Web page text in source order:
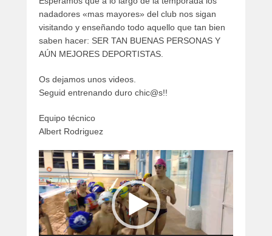
nadadores «mas mayores» del club nos sigan
visitando y enseñando todo aquello que tan bien
saben hacer: SER TAN BUENAS PERSONAS Y
AÚN MEJORES DEPORTISTAS.
Os dejamos unos videos.
Seguid entrenando duro chic@s!!
Equipo técnico
Albert Rodriguez
Reproductor
de
vídeo